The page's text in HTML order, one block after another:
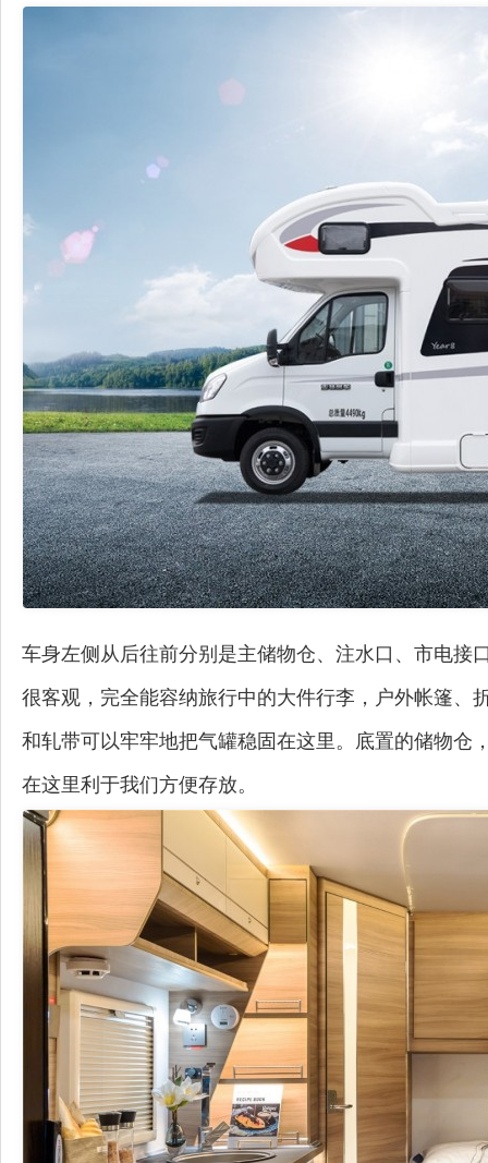
车身左侧从后往前分别是主储物仓、注水口、市电
很客观，完全能容纳旅行中的大件行李，户外帐篷
和轧带可以牢牢地把气罐稳固在这里。底置的储物
在这里利于我们方便存放。